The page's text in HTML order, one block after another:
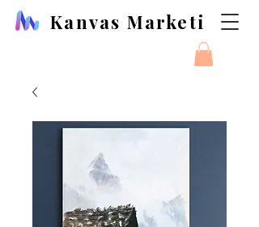
Kanvas Marketi